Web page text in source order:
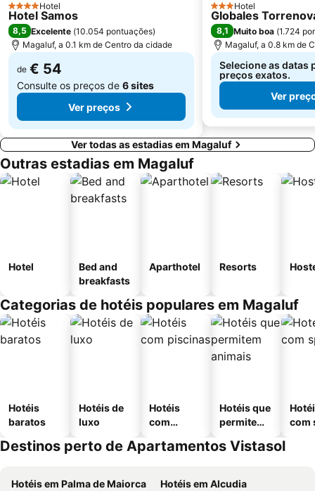
Cala Deiá
Ses Covetes
Port de Portals
Club Nàutic Santa Ponça
4 Estrelas
Hotel
Hotel Samos
8,5 Excelente (10.054 pontuações)
Magaluf, a 0.1 km de Centro da cidade
de € 54
Consulte os preços de 6 sites
Ver preços
3 Estrelas
Hotel
Globales
8,1 Muito boa (1.724
Magaluf, a 0.8 km de
Selecione as datas
preços exatos.
Ver
Ver todas as estadias em Magaluf
Outras estadias em Magaluf
Hotel
Bed and
breakfasts
Aparthotel Resorts
Categorias de hotéis populares em Magaluf
Hotéis
baratos
Hotéis de
luxo
Hotéis
com
Hotéis que
permitem
com
Destinos perto de Apartamentos Vistasol
Hotéis em Palma de Maiorca
Hotéis em Alcudia